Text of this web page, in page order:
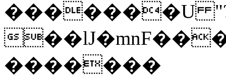
�������U
�������